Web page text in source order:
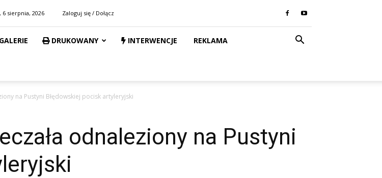
6 sierpnia, 2026 Zaloguj się / Dołącz
GALERIE DRUKOWANY INTERWENCJE REKLAMA
na Pustyni Błędowskiej pocisk artyleryjski
odnaleziony na Pustyni